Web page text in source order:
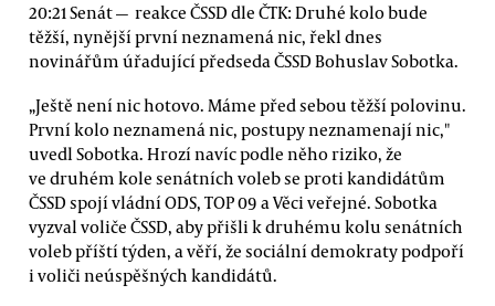
20:21 Senát — reakce ČSSD dle ČTK: Druhé kolo bude
těžší, nynější první neznamená nic, řekl dnes
novinářům úřadující předseda ČSSD Bohuslav Sobotka.
„Ještě není nic hotovo. Máme před sebou těžší polovinu.
První kolo neznamená nic, postupy neznamenají nic,"
uvedl Sobotka. Hrozí navíc podle něho riziko, že
ve druhém kole senátních voleb se proti kandidátům
ČSSD spojí vládní ODS, TOP 09 a Věci veřejné. Sobotka
vyzval voliče ČSSD, aby přišli k druhému kolu senátních
voleb příští týden, a věří, že sociální demokraty podpoří
i voliči neúspěšných kandidátů.